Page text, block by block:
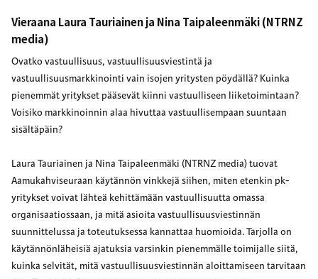
Vieraana Laura Tauriainen ja Nina Taipaleenmäki (NTRNZ
media)
Ovatko vastuullisuus, vastuullisuusviestintä ja
vastuullisuusmarkkinointi vain isojen yritysten pöydällä? Kuinka
pienemmät yritykset pääsevät kiinni vastuulliseen liiketoimintaan?
Voisiko markkinoinnin alaa hivuttaa vastuullisempaan suuntaan
sisältäpäin?
Laura Tauriainen ja Nina Taipaleenmäki (NTRNZ media) tuovat
Aamukahviseuraan käytännön vinkkejä siihen, miten etenkin pk-
yritykset voivat lähteä kehittämään vastuullisuutta omassa
organisaatiossaan, ja mitä asioita vastuullisuusviestinnän
suunnittelussa ja toteutuksessa kannattaa huomioida. Tarjolla on
käytännönläheisiä ajatuksia varsinkin pienemmälle toimijalle siitä,
kuinka selvität, mitä vastuullisuusviestinnän aloittamiseen tarvitaan